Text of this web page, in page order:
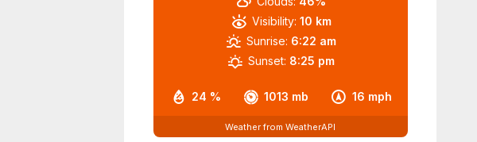
24 % 1013 mb 16 mph
Visibility: 10 km
Sunrise: 6:22 am
Sunset: 8:25 pm
Weather from WeatherAPI